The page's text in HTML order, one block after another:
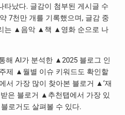
타났다. 글감이 첨부된 게시글 수
7천만 개를 기록했으며, 글감 중
는 ▲음악 ▲책 ▲영화 순으로 나
해 AI가 분석한 ▲2025 블로그 인
제 ▲월별 이슈 키워드도 확인할
서 가장 많이 찾아본 블로거 ▲‘재
은 블로거 ▲추천탭에서 가장 있
로거도 살펴볼 수 있다.